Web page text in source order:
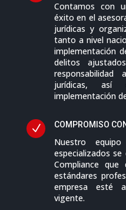
Contamos con
éxito en el
jurídicas y
tanto a nivel
implementación
delitos
responsabilidad
jurídicas,
implementación
N COMPROMISO
Nuestro
especializados
Compliance
estándares
empresa esté
vigente.